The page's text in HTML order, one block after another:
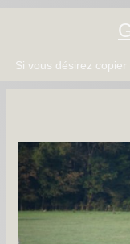
Si vous désirez